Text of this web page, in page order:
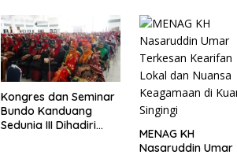
Kongres dan Seminar
Bundo Kanduang
Sedunia III Dihadiri
MENAG KH
Nasaruddin Umar